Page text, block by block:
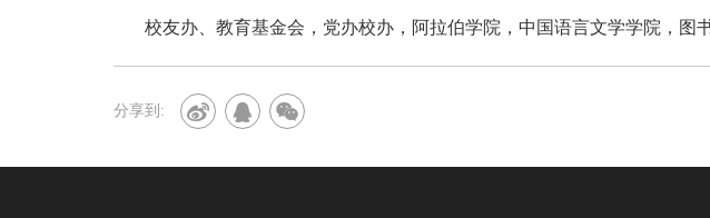
校友办、教育基金会，党办校办，阿拉伯学院，中国语言文学学院，图
分享到: